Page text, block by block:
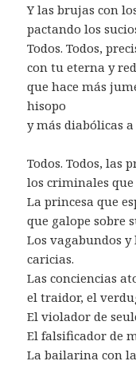
Y las brujas con
pactando los
Todos. Todos,
con tu eterna y
que hace más
hisopo
y más diabólicas
Todos. Todos, las
los criminales que
La princesa que
que galope sobre
Los vagabundos
caricias.
Las conciencias
el traidor, el
El violador de
El falsificador de
La bailarina con